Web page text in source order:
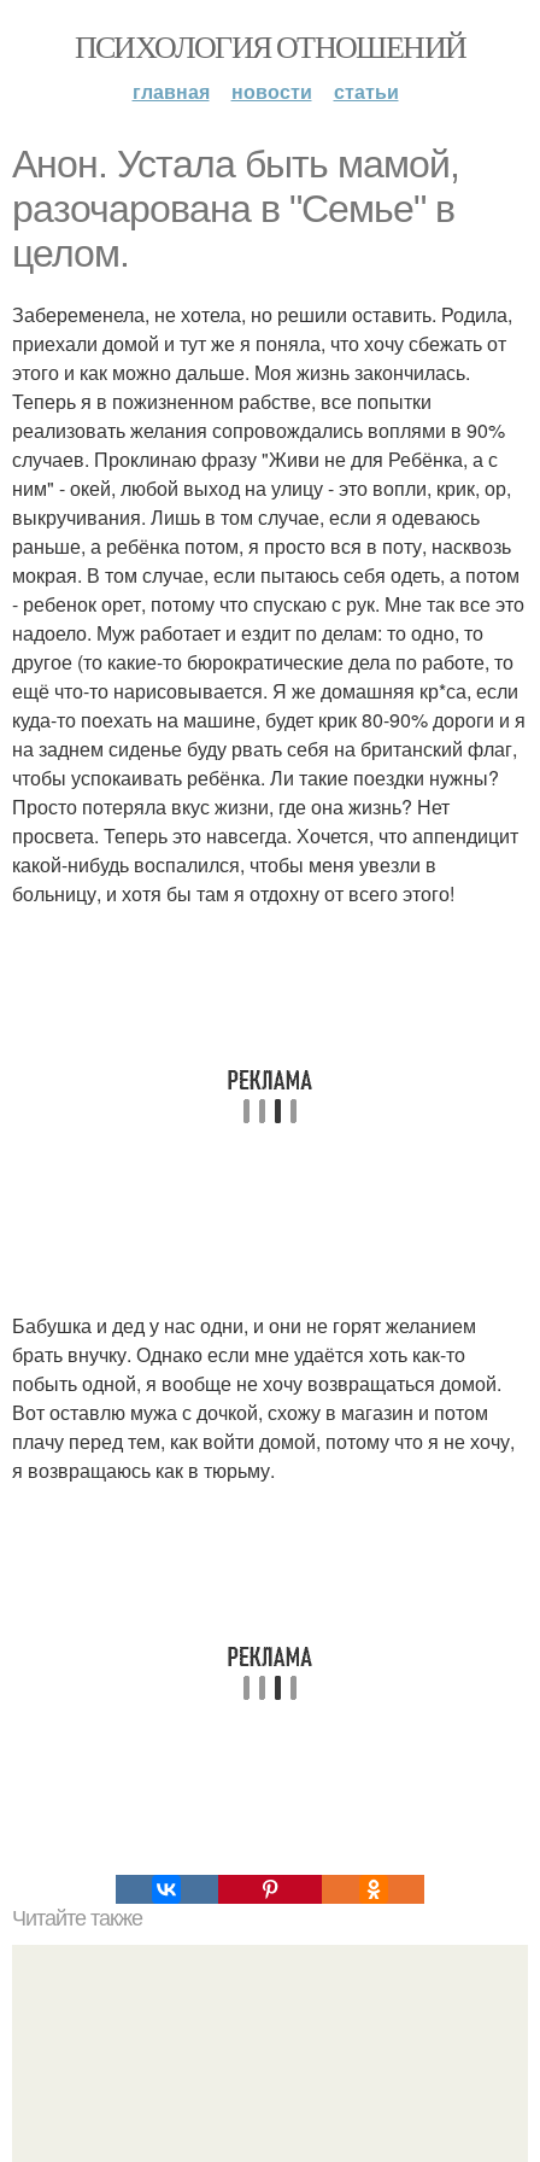
ПСИХОЛОГИЯ ОТНОШЕНИЙ
главная новости статьи
Анон. Устала быть мамой,
разочарована в "Семье" в
целом.
Забеременела, не хотела, но решили оставить. Родила,
приехали домой и тут же я поняла, что хочу сбежать от
этого и как можно дальше. Моя жизнь закончилась.
Теперь я в пожизненном рабстве, все попытки
реализовать желания сопровождались воплями в 90%
случаев. Проклинаю фразу "Живи не для Ребёнка, а с
ним" - окей, любой выход на улицу - это вопли, крик, ор,
выкручивания. Лишь в том случае, если я одеваюсь
раньше, а ребёнка потом, я просто вся в поту, насквозь
мокрая. В том случае, если пытаюсь себя одеть, а потом
- ребенок орет, потому что спускаю с рук. Мне так все это
надоело. Муж работает и ездит по делам: то одно, то
другое (то какие-то бюрократические дела по работе, то
ещё что-то нарисовывается. Я же домашняя кр*са, если
куда-то поехать на машине, будет крик 80-90% дороги и я
на заднем сиденье буду рвать себя на британский флаг,
чтобы успокаивать ребёнка. Ли такие поездки нужны?
Просто потеряла вкус жизни, где она жизнь? Нет
просвета. Теперь это навсегда. Хочется, что аппендицит
какой-нибудь воспалился, чтобы меня увезли в
больницу, и хотя бы там я отдохну от всего этого!
Бабушка и дед у нас одни, и они не горят желанием
брать внучку. Однако если мне удаётся хоть как-то
побыть одной, я вообще не хочу возвращаться домой.
Вот оставлю мужа с дочкой, схожу в магазин и потом
плачу перед тем, как войти домой, потому что я не хочу,
я возвращаюсь как в тюрьму.
Читайте также